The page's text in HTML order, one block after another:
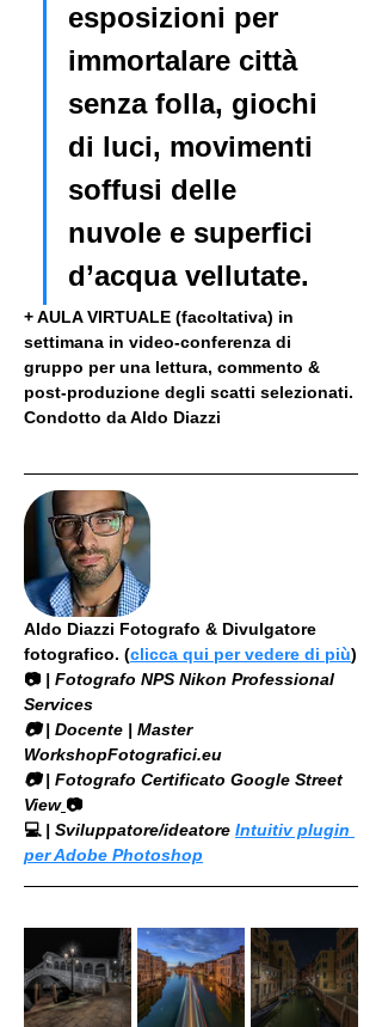
esposizioni per
immortalare città
senza folla, giochi
di luci, movimenti
soffusi delle
nuvole e superfici
d’acqua vellutate.
+ AULA VIRTUALE (facoltativa) in
settimana in video-conferenza di
gruppo per una lettura, commento &
post-produzione degli scatti selezionati.
Condotto da Aldo Diazzi
Aldo Diazzi Fotografo & Divulgatore
fotografico. (clicca qui per vedere di più)
📷 | Fotografo NPS Nikon Professional
Services
​📷 | Docente | Master
WorkshopFotografici.eu
📷 | Fotografo Certificato Google Street
View 📷
💻 | Sviluppatore/ideatore Intuitiv plugin
per Adobe Photoshop